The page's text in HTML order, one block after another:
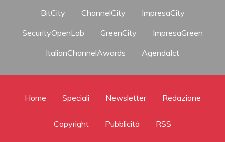
BitCity ChannelCity
ImpresaCity
SecurityOpenLab
GreenCity
ImpresaGreen
ItalianChannelAwards
AgendaIct
Home Speciali Newsletter Redazione
Copyright Pubblicità RSS